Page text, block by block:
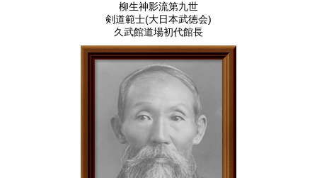
柳生神影流第九世
剣道範士(大日本武徳会)
久武館道場初代館長